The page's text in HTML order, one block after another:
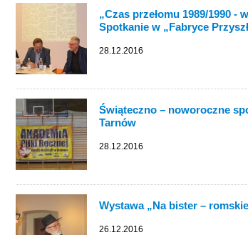
„Czas przełomu 1989/1990
Spotkanie w „Fabryce
28.12.2016
Świąteczno – noworoczne
Tarnów
28.12.2016
Wystawa „Na bister –
26.12.2016